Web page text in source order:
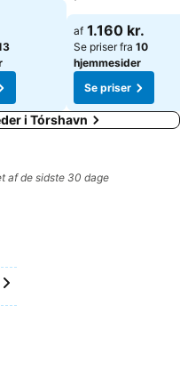
af 1.160 kr.
Se priser fra 10
hjemmesider
Se priser
i Tórshavn
af de sidste 30 dage